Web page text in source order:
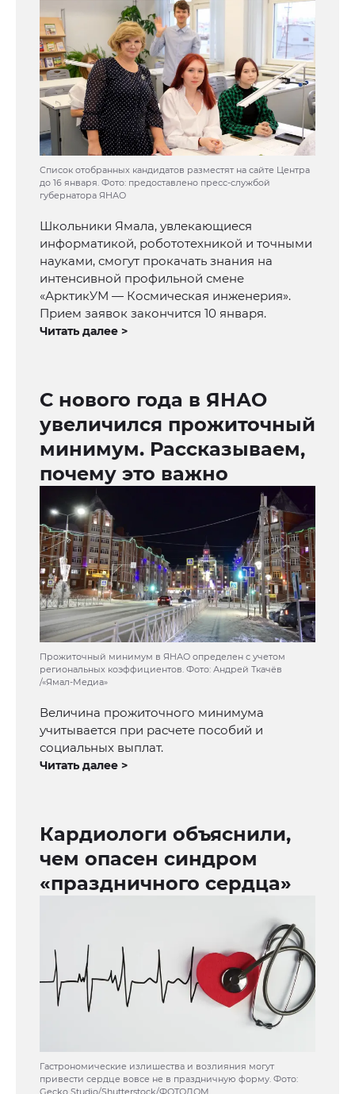
Список отобранных кандидатов разместят на сайте Центра
до 16 января. Фото: предоставлено пресс-службой
губернатора ЯНАО
Школьники Ямала, увлекающиеся
информатикой, робототехникой и точными
науками, смогут прокачать знания на
интенсивной профильной смене
«АрктикУМ — Космическая инженерия».
Прием заявок закончится 10 января.
Читать далее >
С нового года в ЯНАО
увеличился прожиточный
минимум. Рассказываем,
почему это важно
Прожиточный минимум в ЯНАО определен с учетом
региональных коэффициентов. Фото: Андрей Ткачёв
/«Ямал-Медиа»
Величина прожиточного минимума
учитывается при расчете пособий и
социальных выплат.
Читать далее >
Кардиологи объяснили,
чем опасен синдром
«праздничного сердца»
Гастрономические излишества и возлияния могут
привести сердце вовсе не в праздничную форму. Фото: